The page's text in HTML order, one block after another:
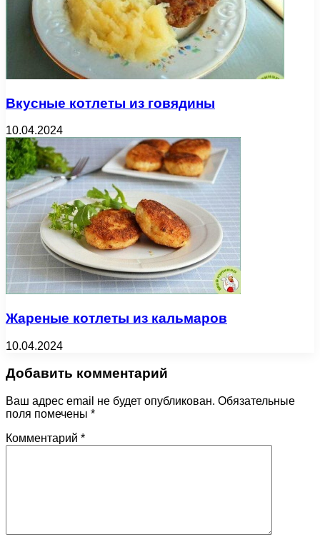
Вкусные котлеты из говядины
10.04.2024
Жареные котлеты из кальмаров
10.04.2024
Добавить комментарий
Ваш адрес email не будет опубликован. Обязательные
поля помечены *
Комментарий *